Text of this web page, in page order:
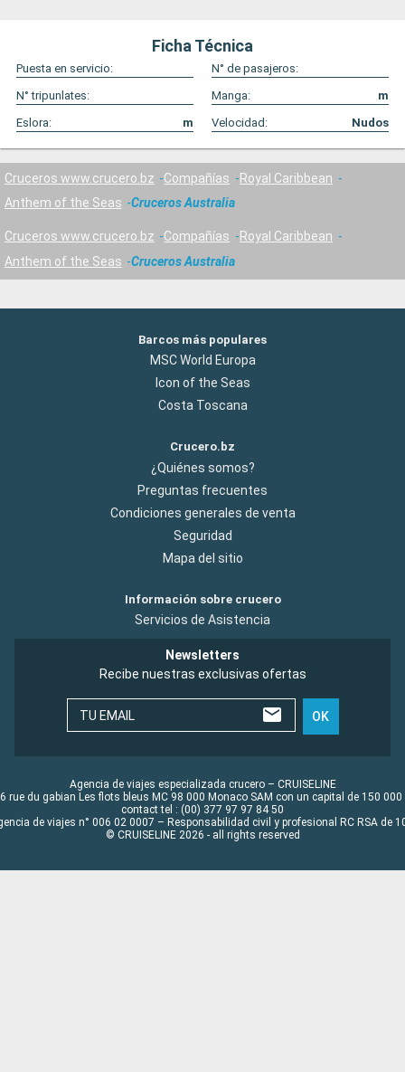
Ficha Técnica
Puesta en servicio:
N° de pasajeros:
N° tripunlates:
Manga:
m
Eslora:
m Velocidad: Nudos
Cruceros www.crucero.bz Compañías
Royal Caribbean
Anthem of the Seas
Cruceros Australia
Cruceros www.crucero.bz Compañías
Royal Caribbean
Anthem of the Seas
Cruceros Australia
Barcos más populares
MSC World Europa
Icon of the Seas
Costa Toscana
Crucero.bz
¿Quiénes somos?
Preguntas frecuentes
Condiciones generales de venta
Seguridad
Mapa del sitio
Información sobre crucero
Servicios de Asistencia
Newsletters
Recibe nuestras exclusivas ofertas
TU EMAIL OK
Agencia de viajes especializada crucero – CRUISELINE
rue du gabian Les flots bleus MC 98 000 Monaco SAM con un capital de 150 000
contact tel : (00) 377 97 97 84 50
de viajes n° 006 02 0007 – Responsabilidad civil y profesional RC RSA de
© CRUISELINE 2026 - all rights reserved